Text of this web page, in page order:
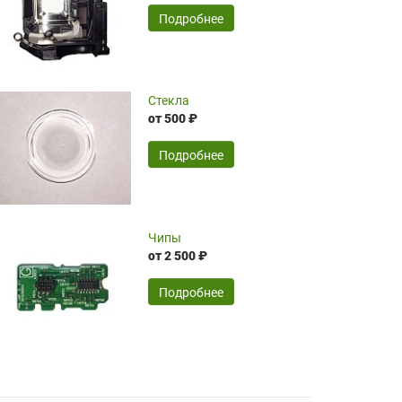
временные затраты по достаточно
оптимизированной стоимости, чему
чрезмерно благодарны!)))
SERGEY FOURSOV,24.04.2026
широкий ассортимент ламп, как оригиналов,
так и аналогов.Быстрое оформление и
передача в доставку, приемлемые цены. Мне
понравилось.
Читать полностью
16.04.2026
Подробнее
Стекла
от 500 ₽
Подробнее
Чипы
от 2 500 ₽
Подробнее